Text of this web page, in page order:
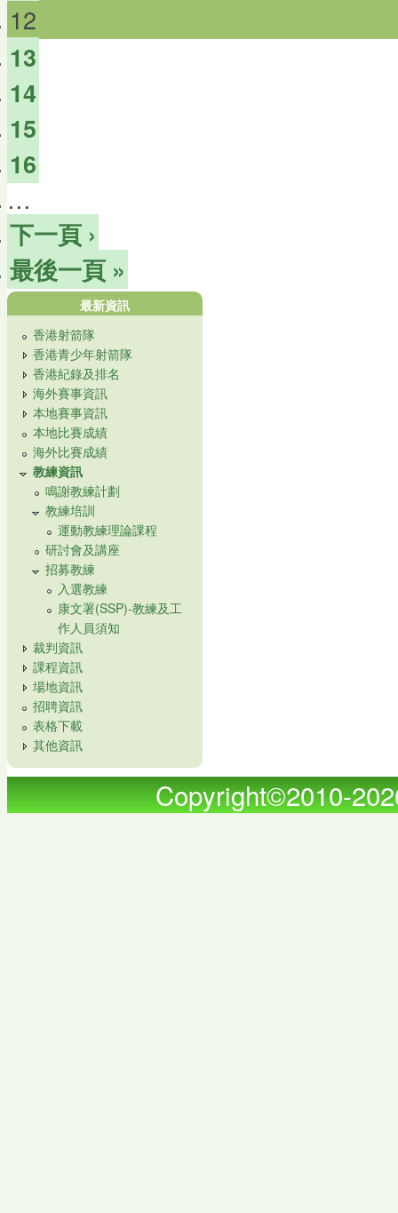
12
13
14
15
16
…
下一頁 ›
最後一頁 »
最新資訊
香港射箭隊
香港青少年射箭隊
香港紀錄及排名
海外賽事資訊
本地賽事資訊
本地比賽成績
海外比賽成績
教練資訊
鳴謝教練計劃
教練培訓
運動教練理論課程
研討會及講座
招募教練
入選教練
康文署(SSP)-教練及工
作人員須知
裁判資訊
課程資訊
場地資訊
招聘資訊
表格下載
其他資訊
Copyright©2010-